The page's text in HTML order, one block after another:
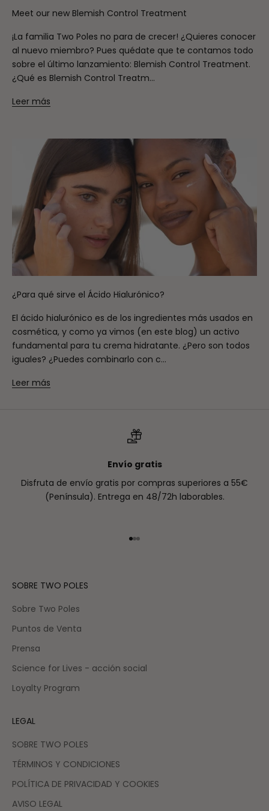
Meet our new Blemish Control Treatment
¡La familia Two Poles no para de crecer! ¿Quieres conocer
al nuevo miembro? Pues quédate que te contamos todo
sobre el último lanzamiento: Blemish Control Treatment.
¿Qué es Blemish Control Treatm...
Leer más
¿Para qué sirve el Ácido Hialurónico?
El ácido hialurónico es de los ingredientes más usados en
cosmética, y como ya vimos (en este blog) un activo
fundamental para tu crema hidratante. ¿Pero son todos
iguales? ¿Puedes combinarlo con c...
Leer más
Envío gratis
Disfruta de envío gratis por compras superiores a 55€
(Península). Entrega en 48/72h laborables.
Ir al artículo 1
Ir al artículo 2
Ir al artículo 3
SOBRE TWO POLES
Sobre Two Poles
Puntos de Venta
Prensa
Science for Lives - acción social
Loyalty Program
LEGAL
SOBRE TWO POLES
TÉRMINOS Y CONDICIONES
POLÍTICA DE PRIVACIDAD Y COOKIES
AVISO LEGAL